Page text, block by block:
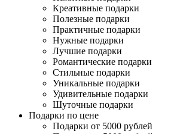
Креативные подарки
Полезные подарки
Практичные подарки
Нужные подарки
Лучшие подарки
Романтические подарки
Стильные подарки
Уникальные подарки
Удивительные подарки
Шуточные подарки
Подарки по цене
Подарки от 5000 рублей